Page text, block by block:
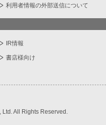
利用者情報の外部送信について
IR情報
書店様向け
All Rights Reserved.